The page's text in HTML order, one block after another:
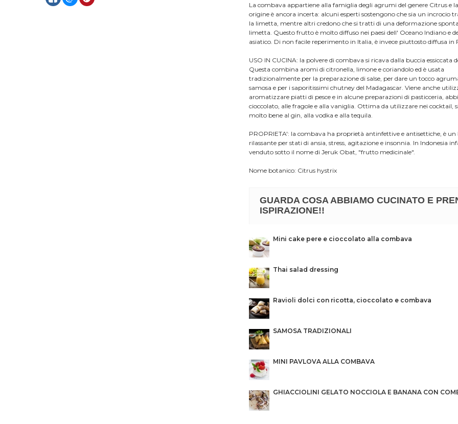
La combava appartiene alla famiglia degli agrumi del genere Citrus e
origine è ancora incerta: alcuni esperti sostengono che sia un incrocio
la limetta, mentre altri credono che si tratti di una deformazione
limetta. Questo frutto è molto diffuso nei paesi dell' Oceano Indiano e
asiatico. Di non facile reperimento in Italia, è invece piuttosto diffusa in
USO IN CUCINA: la polvere di combava si ricava dalla buccia essiccata
Questa combina aromi di citronella, limone e coriandolo ed è usata
tradizionalmente per la preparazione di salse, per dare un tocco
samosa e per i saporitissimi chutney del Madagascar. Viene anche
aromatizzare piatti di pesce e in alcune preparazioni di pasticceria,
cioccolato, alle fragole e alla vaniglia. Ottima da utilizzare nei cocktail,
molto bene al gin, alla vodka e alla tequila.
PROPRIETA': la combava ha proprietà antinfettive e antisettiche, è un
rilassante per stati di ansia, stress, agitazione e insonnia. In Indonesia
venduto sotto il nome di Jeruk Obat, "frutto medicinale".
Nome botanico: Citrus hystrix
GUARDA COSA ABBIAMO CUCINATO E
ISPIRAZIONE!!
Mini cake pere e cioccolato alla combava
Thai salad dressing
Ravioli dolci con ricotta, cioccolato e combava
SAMOSA TRADIZIONALI
MINI PAVLOVA ALLA COMBAVA
GHIACCIOLINI GELATO NOCCIOLA E BANANA CON